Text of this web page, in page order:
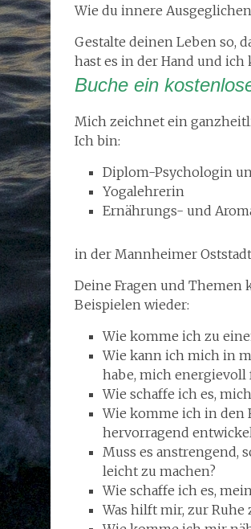
Wie du innere
Gestalte deinen Leben so,
hast es in der Hand und
Buche ein
Mich zeichnet ein
Ich bin:
Diplom-Psychologin
Yogalehrerin
Ernährungs- und
in der Mannheimer
Deine Fragen und
Beispielen wieder:
Wie komme ich zu
Wie kann ich mich in
habe, mich energievoll
Wie schaffe ich es,
Wie komme ich in den
hervorragend
Muss es anstrengend,
leicht zu machen?
Wie schaffe ich es,
Was hilft mir, zur Ruhe